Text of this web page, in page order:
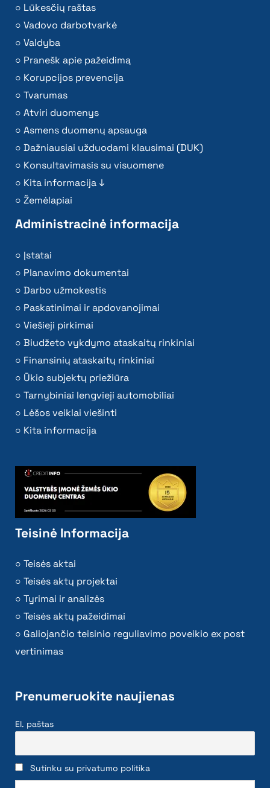
Lūkesčių raštas
Vadovo darbotvarkė
Valdyba
Pranešk apie pažeidimą
Korupcijos prevencija
Tvarumas
Atviri duomenys
Asmens duomenų apsauga
Dažniausiai užduodami klausimai (DUK)
Konsultavimasis su visuomene
Kita informacija ↓
Žemėlapiai
Administracinė informacija
Įstatai
Planavimo dokumentai
Darbo užmokestis
Paskatinimai ir apdovanojimai
Viešieji pirkimai
Biudžeto vykdymo ataskaitų rinkiniai
Finansinių ataskaitų rinkiniai
Ūkio subjektų priežiūra
Tarnybiniai lengvieji automobiliai
Lėšos veiklai viešinti
Kita informacija
Teisinė Informacija
Teisės aktai
Teisės aktų projektai
Tyrimai ir analizės
Teisės aktų pažeidimai
Galiojančio teisinio reguliavimo poveikio ex post
vertinimas
Prenumeruokite naujienas
El. paštas
Sutinku su privatumo politika